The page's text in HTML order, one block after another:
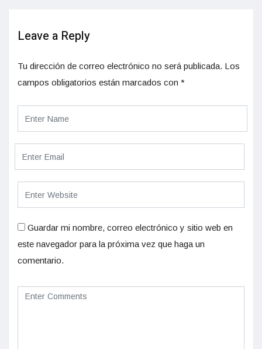
Leave a Reply
Tu dirección de correo electrónico no será publicada. Los
campos obligatorios están marcados con *
Guardar mi nombre, correo electrónico y sitio web en
este navegador para la próxima vez que haga un
comentario.